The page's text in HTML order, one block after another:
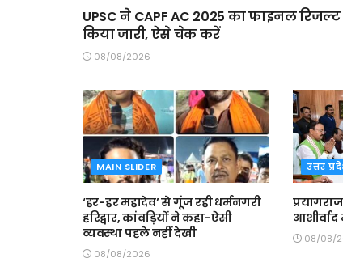
UPSC ने CAPF AC 2025 का फाइनल रिजल्ट
किया जारी, ऐसे चेक करें
08/08/2026
MAIN SLIDER
‘हर-हर महादेव’ से गूंज रही धर्मनगरी
हरिद्वार, कांवड़ियों ने कहा-ऐसी
व्यवस्था पहले नहीं देखी
08/08/2026
उत्तर
08/08/